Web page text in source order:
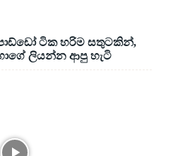
ටික හරිම සතුටකින්,
ලියන්න ආපු හැටි